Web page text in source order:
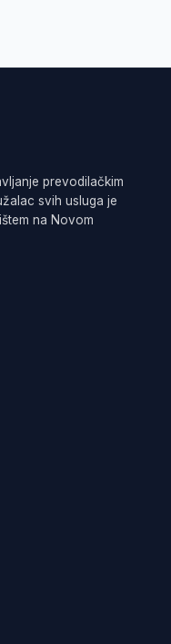
prevodilačkim
svih usluga je
na Novom